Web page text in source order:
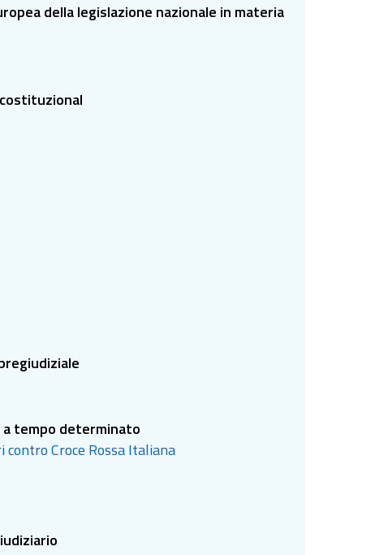
della legislazione nazionale in materia
a tempo determinato
Croce Rossa Italiana